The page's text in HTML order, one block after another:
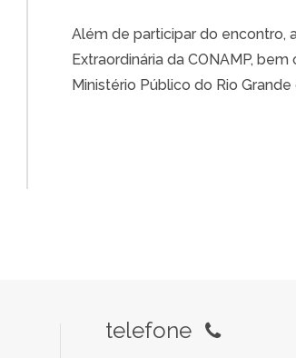
Além de participar do encontro,
Extraordinária da CONAMP,
Ministério Público do Rio Grande
telefone